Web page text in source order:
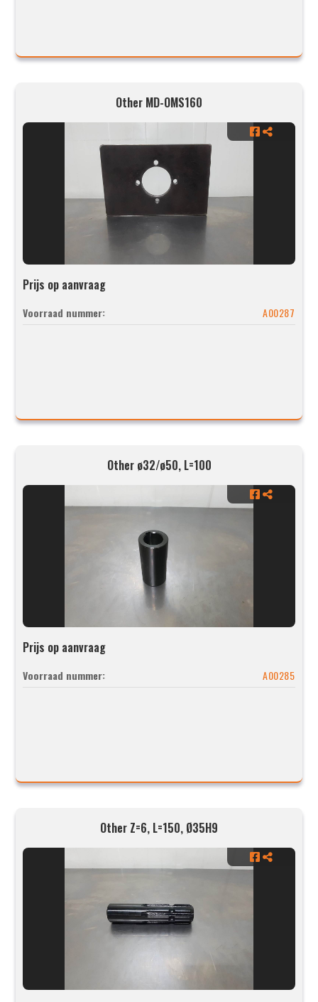
Other MD-OMS160
Prijs op aanvraag
Voorraad nummer: A00287
Other ø32/ø50, L=100
Prijs op aanvraag
Voorraad nummer: A00285
Other Z=6, L=150, Ø35H9